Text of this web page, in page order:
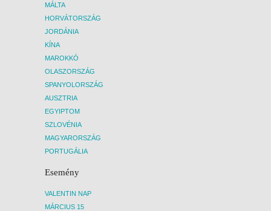
MÁLTA
HORVÁTORSZÁG
JORDÁNIA
KÍNA
MAROKKÓ
OLASZORSZÁG
SPANYOLORSZÁG
AUSZTRIA
EGYIPTOM
SZLOVÉNIA
MAGYARORSZÁG
PORTUGÁLIA
Esemény
VALENTIN NAP
MÁRCIUS 15